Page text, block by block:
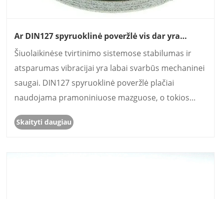
Ar DIN127 spyruoklinė poveržlė vis dar yra
patikimiausia tvirtinimo priemonė nuo
atsipalaidavimo šiuolaikinėse inžinerijos srityse
Šiuolaikinėse tvirtinimo sistemose stabilumas ir
atsparumas vibracijai yra labai svarbūs mechaninei
saugai. DIN127 spyruoklinė poveržlė plačiai
naudojama pramoniniuose mazguose, o tokios
įmonės kaip Gangtong Zheli ir toliau tiekia aukštos
kokybės DIN127 spyruoklinio užrakto poveržlės
Skaityti daugiau